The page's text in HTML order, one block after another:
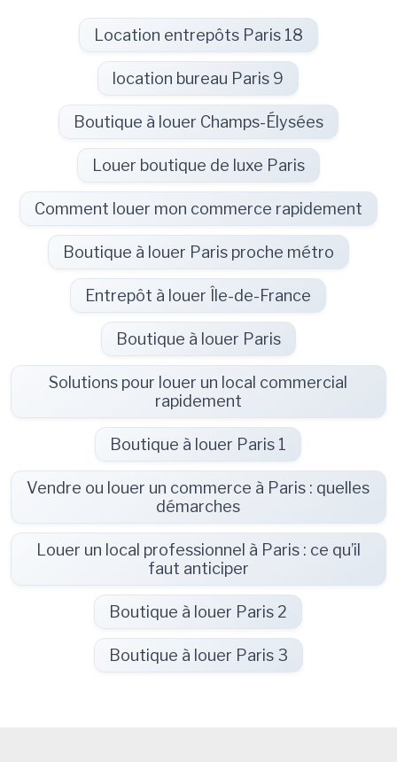
Location entrepôts Paris 18
location bureau Paris 9
Boutique à louer Champs-Élysées
Louer boutique de luxe Paris
Comment louer mon commerce rapidement
Boutique à louer Paris proche métro
Entrepôt à louer Île-de-France
Boutique à louer Paris
Solutions pour louer un local commercial
rapidement
Boutique à louer Paris 1
Vendre ou louer un commerce à Paris : quelles
démarches
Louer un local professionnel à Paris : ce qu’il
faut anticiper
Boutique à louer Paris 2
Boutique à louer Paris 3